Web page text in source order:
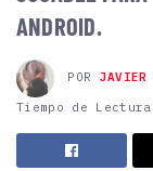
ANDROID.
POR JAVIER
Tiempo de